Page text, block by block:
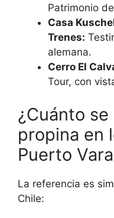
Patrimonio
Casa
Trenes:
alemana.
Cerro El
Tour, con
¿Cuánto
propina en
Puerto
La referencia es
Chile: